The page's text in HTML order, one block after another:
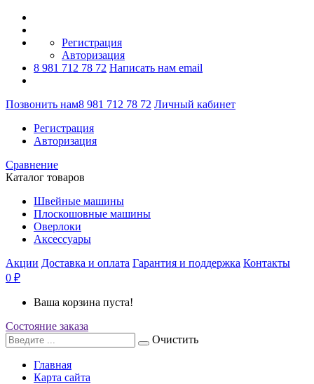
Регистрация
Авторизация
8 981 712 78 72 Написать нам email
Позвонить нам8 981 712 78 72 Личный кабинет
Регистрация
Авторизация
Сравнение
Каталог товаров
Швейные машины
Плоскошовные машины
Оверлоки
Аксессуары
Акции Доставка и оплата Гарантия и поддержка Контакты
0 ₽
Ваша корзина пуста!
Состояние заказа
Очистить
Главная
Карта сайта